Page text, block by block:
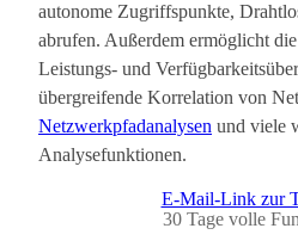
autonome Zugriffspunkte,
abrufen. Außerdem ermöglicht
Leistungs- und
übergreifende Korrelation von
Netzwerkpfadanalysen und viele
Analysefunktionen.
E-Mail-Link zur
30 Tage volle